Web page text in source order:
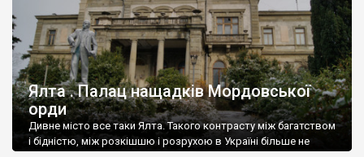
Ялта . Палац нащадків Мордовської
орди
Дивне місто все таки Ялта. Такого контрасту між багатством
і бідністю, між розкішшю і розрухою в Україні більше не